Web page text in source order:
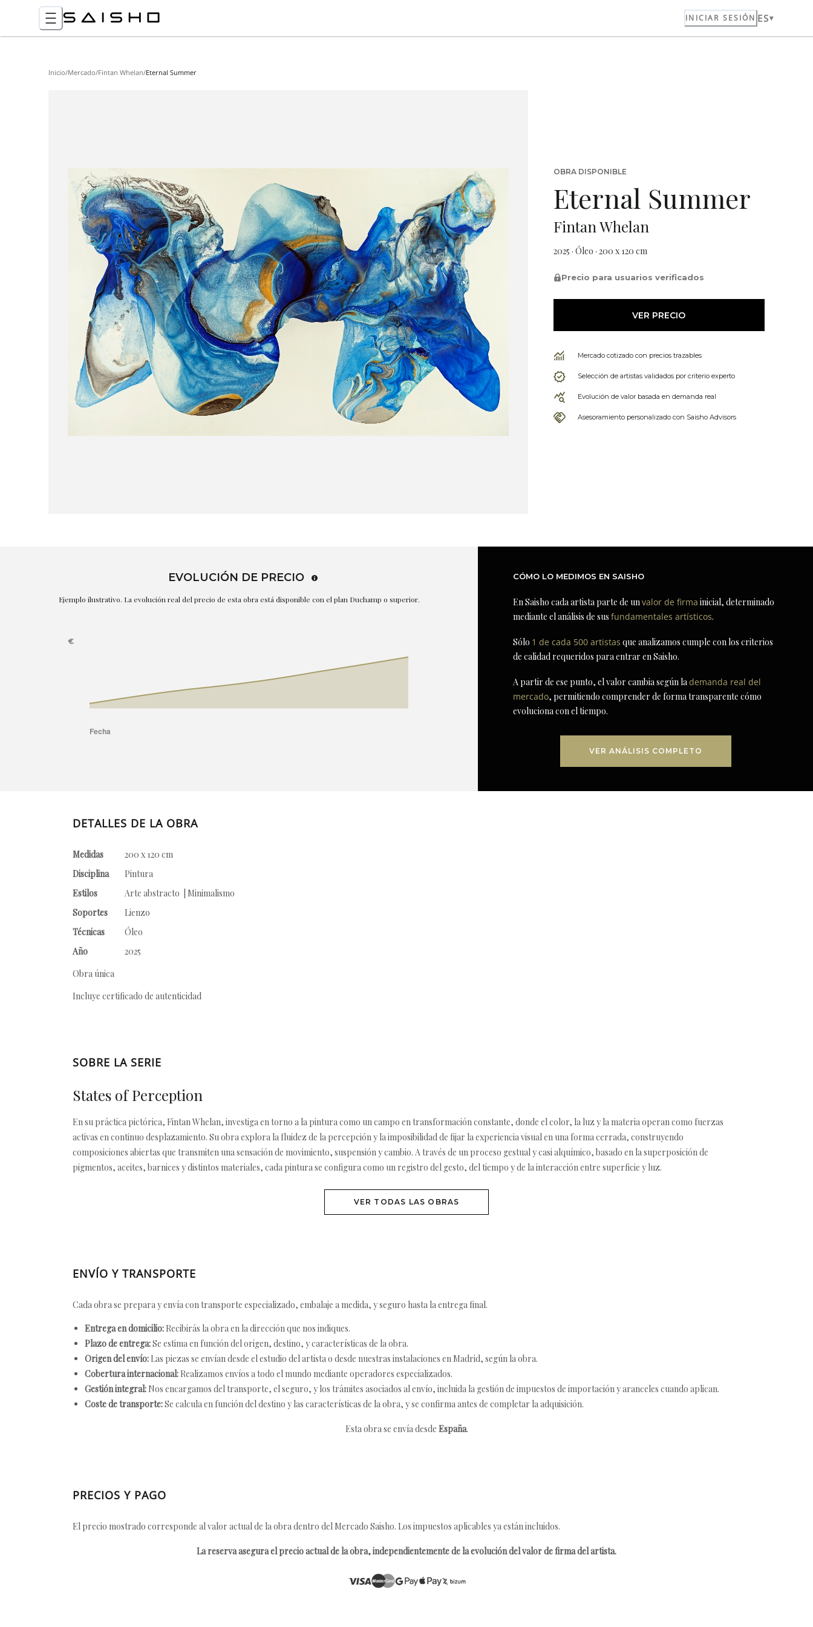
INICIAR SESIÓN ES
Inicio/Mercado/Fintan Whelan/Eternal Summer
OBRA DISPONIBLE
Eternal Summer
Fintan Whelan
2025 · Óleo · 200 x 120 cm
Precio para usuarios verificados
VER PRECIO
Mercado cotizado con precios trazables
Selección de artistas validados por criterio experto
Evolución de valor basada en demanda real
Asesoramiento personalizado con Saisho Advisors
EVOLUCIÓN DE PRECIO
Ejemplo ilustrativo. La evolución real del precio de esta obra está disponible con el plan Duchamp o superior.
CÓMO LO MEDIMOS EN SAISHO
En Saisho cada artista parte de unvalor de firma inicial, determinado
mediante el análisis de susfundamentales artísticos.
Sólo 1 de cada 500 artistas que analizamos cumple con los criterios
de calidad requeridos para entrar en Saisho.
A partir de ese punto, el valor cambia según lademanda real del
mercado, permitiendo comprender de forma transparente cómo
evoluciona con el tiempo.
VER ANÁLISIS COMPLETO
DETALLES DE LA OBRA
Medidas
200 x 120 cm
Disciplina
Pintura
Estilos
Arte abstracto | Minimalismo
Soportes
Lienzo
Técnicas
Óleo
Año
2025
Obra única
Incluye certificado de autenticidad
SOBRE LA SERIE
States of Perception
En su práctica pictórica, Fintan Whelan, investiga en torno a la pintura como un campo en transformación constante, donde el color, la luz y la materia operan como fuerzas
activas en continuo desplazamiento. Su obra explora la fluidez de la percepción y la imposibilidad de fijar la experiencia visual en una forma cerrada, construyendo
composiciones abiertas que transmiten una sensación de movimiento, suspensión y cambio. A través de un proceso gestual y casi alquímico, basado en la superposición de
pigmentos, aceites, barnices y distintos materiales, cada pintura se configura como un registro del gesto, del tiempo y de la interacción entre superficie y luz.
VER TODAS LAS OBRAS
ENVÍO Y TRANSPORTE
Cada obra se prepara y envía con transporte especializado, embalaje a medida, y seguro hasta la entrega final.
Entrega en domicilio: Recibirás la obra en la dirección que nos indiques.
Plazo de entrega:Se estima en función del origen, destino, y características de la obra.
Origen del envío: Las piezas se envían desde el estudio del artista o desde nuestras instalaciones en Madrid, según la obra.
Cobertura internacional: Realizamos envíos a todo el mundo mediante operadores especializados.
Gestión integral: Nos encargamos del transporte, el seguro, y los trámites asociados al envío, incluida la gestión de impuestos de importación y aranceles cuando aplican.
Coste de transporte:Se calcula en función del destino y las características de la obra, y se confirma antes de completar la adquisición.
Esta obra se envía desde España.
PRECIOS Y PAGO
El precio mostrado corresponde al valor actual de la obra dentro del Mercado Saisho. Los impuestos aplicables ya están incluidos.
La reserva asegura el precio actual de la obra, independientemente de la evolución del valor de firma del artista.